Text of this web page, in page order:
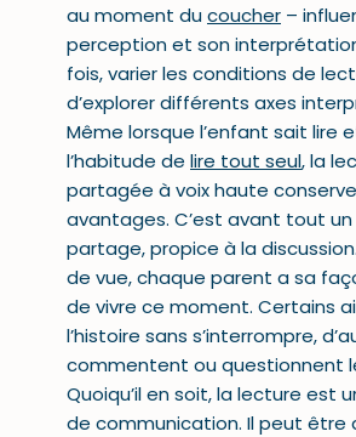
au moment ducoucher –
perception et son
fois, varier les conditions de
d’explorer différents axes
Même lorsque l’enfant sait lire
l’habitude de lire tout seul, la
partagée à voix haute
avantages. C’est avant tout
partage, propice à la
de vue, chaque parent a sa
de vivre ce moment. Certains
l’histoire sans s’interrompre,
commentent ou questionnent
Quoiqu’il en soit, la lecture est
de communication. Il peut être